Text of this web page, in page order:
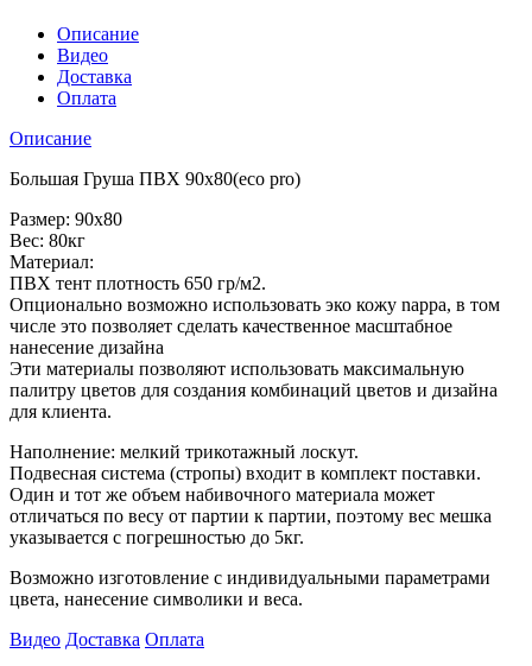
Описание
Видео
Доставка
Оплата
Описание
Большая Груша ПВХ 90х80(eco pro)
Размер: 90х80
Вес: 80кг
Материал:
ПВХ тент плотность 650 гр/м2.
Опционально возможно использовать эко кожу nappa, в том
числе это позволяет сделать качественное масштабное
нанесение дизайна
Эти материалы позволяют использовать максимальную
палитру цветов для создания комбинаций цветов и дизайна
для клиента.
Наполнение: мелкий трикотажный лоскут.
Подвесная система (стропы) входит в комплект поставки.
Один и тот же объем набивочного материала может
отличаться по весу от партии к партии, поэтому вес мешка
указывается с погрешностью до 5кг.
Возможно изготовление с индивидуальными параметрами
цвета, нанесение символики и веса.
Видео Доставка Оплата